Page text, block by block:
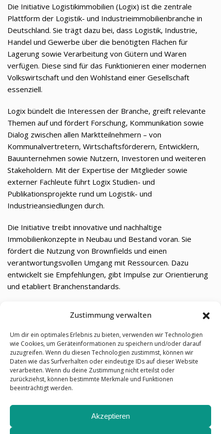
Zustimmung verwalten
Um dir ein optimales Erlebnis zu bieten, verwenden wir Technologien
wie Cookies, um Geräteinformationen zu speichern und/oder darauf
zuzugreifen. Wenn du diesen Technologien zustimmst, können wir
Daten wie das Surfverhalten oder eindeutige IDs auf dieser Website
verarbeiten. Wenn du deine Zustimmung nicht erteilst oder
zurückziehst, können bestimmte Merkmale und Funktionen
beeinträchtigt werden.
Akzeptieren
Die Initiative Logistikimmobilien (Logix) ist die zentrale
Plattform der Logistik- und Industrieimmobilienbranche in
Deutschland. Sie trägt dazu bei, dass Logistik, Industrie,
Handel und Gewerbe über die benötigten Flächen für
Lagerung sowie Verarbeitung von Gütern und Waren
verfügen. Diese sind für das Funktionieren einer modernen
Volkswirtschaft und den Wohlstand einer Gesellschaft
essenziell.
Logix bündelt die Interessen der Branche, greift relevante
Themen auf und fördert Forschung, Kommunikation sowie
Dialog zwischen allen Marktteilnehmern – von
Kommunalvertretern, Wirtschaftsförderern, Entwicklern,
Bauunternehmen sowie Nutzern, Investoren und weiteren
Stakeholdern. Mit der Expertise der Mitglieder sowie
externer Fachleute führt Logix Studien- und
Publikationsprojekte rund um Logistik- und
Industrieansiedlungen durch.
Die Initiative treibt innovative und nachhaltige
Immobilienkonzepte in Neubau und Bestand voran. Sie
fördert die Nutzung von Brownfields und einen
verantwortungsvollen Umgang mit Ressourcen. Dazu
entwickelt sie Empfehlungen, gibt Impulse zur Orientierung
und etabliert Branchenstandards.
Projekte und Innovationen, die von einer unabhängigen Jury
im zweijährigen Turnus prämiert werden.
Kontakt
Datenschutz